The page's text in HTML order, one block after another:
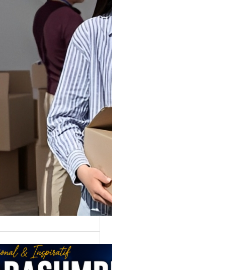
Tik Tok Buat
Jualan, Gimana
Strateginya ?
Baca Juga Cara
Berjualan Di Tiktokshop
TikTok menjadi tempat